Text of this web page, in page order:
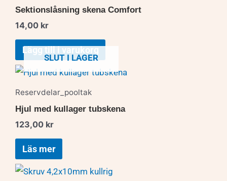
Sektionslåsning skena Comfort
14,00 kr
Lägg till i varukorg
SLUT I LAGER
Reservdelar_pooltak
Hjul med kullager tubskena
123,00 kr
Läs mer